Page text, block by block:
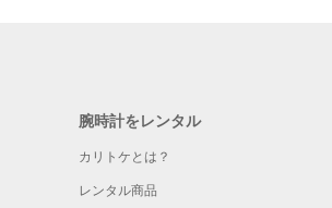
腕時計をレンタル
カリトケとは？
レンタル商品